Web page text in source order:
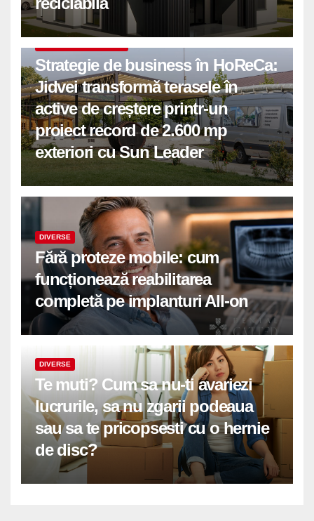
Strategie de business în HoReCa:
Jidvei transformă terasele în
active de creștere printr-un
proiect record de 2.600 mp
exteriori cu Sun Leader
DIVERSE
Fără proteze mobile: cum
funcționează reabilitarea
completă pe implanturi All-on
DIVERSE
Te muti? Cum sa nu-ti avariezi
lucrurile, sa nu zgarii podeaua
sau sa te pricopsesti cu o hernie
de disc?